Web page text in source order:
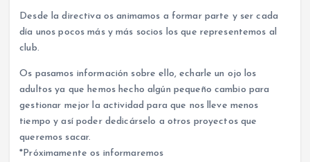
Desde la directiva os animamos a formar parte y ser cada
día unos pocos más y más socios los que representemos al
club.
Os pasamos información sobre ello, echarle un ojo los
adultos ya que hemos hecho algún pequeño cambio para
gestionar mejor la actividad para que nos lleve menos
tiempo y así poder dedicárselo a otros proyectos que
queremos sacar.
*Próximamente os informaremos